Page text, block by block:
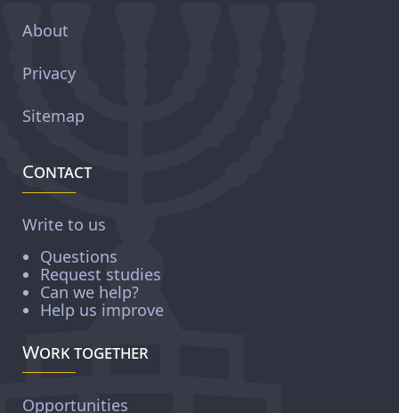
About
Privacy
Sitemap
Contact
Write to us
Questions
Request studies
Can we help?
Help us improve
Work together
Opportunities